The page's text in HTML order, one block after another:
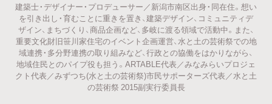
建築士・デザイナー・プロデューサー／新潟市南区出身・同在住。想い
を引き出し・育むことに重きを置き、建築デザイン、コミュニティデ
ザイン、まちづくり、商品企画など、多岐に渡る領域で活動中。また、
重要文化財旧笹川家住宅のイベント企画運営、水と土の芸術祭での地
域連携・多分野連携の取り組みなど、行政との協働をはかりながら、
地域住民とのパイプ役も担う。ARTABLE代表／みなみらいプロジェ
クト代表／みずつち(水と土の芸術祭)市民サポーターズ代表／水と土
の芸術祭 2015副実行委員長